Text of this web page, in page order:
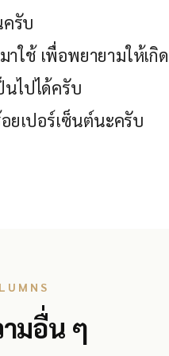
รับ
ใช้ เพื่อพยายามให้เกิ
ไปได้ครับ
ยเปอร์เซ็นต์นะครับ
มอื่น ๆ